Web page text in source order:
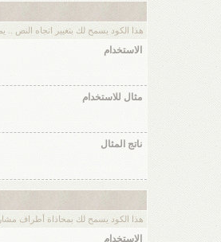
هذا الكود يسمح لك بتغيير اتجاه النص ..
الاستخدام
مثال للاستخدام
ناتج المثال
هذا الكود يسمح لك بمحاذاة أطراف
الاستخدام